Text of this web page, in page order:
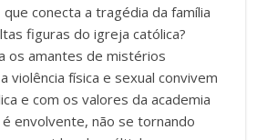
conecta a tragédia da família
figuras do igreja católica?
os amantes de mistérios
violência física e sexual convivem
e com os valores da academia
envolvente, não se tornando